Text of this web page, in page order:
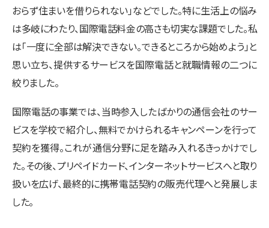
おらず住まいを借りられない」などでした。特に生活上の悩み
は多岐にわたり、国際電話料金の高さも切実な課題でした。私
は「一度に全部は解決できない。できるところから始めよう」と
思い立ち、提供するサービスを国際電話と就職情報の二つに
絞りました。
国際電話の事業では、当時参入したばかりの通信会社のサー
ビスを学校で紹介し、無料でかけられるキャンペーンを行って
契約を獲得。これが通信分野に足を踏み入れるきっかけでし
た。その後、プリペイドカード、インターネットサービスへと取り
扱いを広げ、最終的に携帯電話契約の販売代理へと発展しま
した。